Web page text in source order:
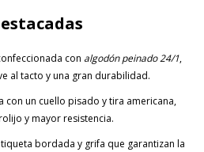
con algodón peinado 24/1,
al tacto y una gran durabilidad.
con un cuello pisado y tira americana,
y mayor resistencia.
bordada y grifa que garantizan la